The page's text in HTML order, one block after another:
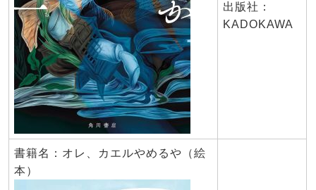
出版社：
KADOKAWA
書籍名：オレ、カエルやめるや（絵
本）